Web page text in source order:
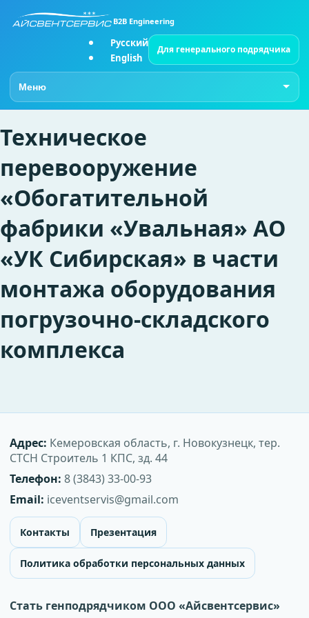
B2B Engineering
Перейти на страницу
Русский
English
Для генерального подрядчика
Техническое
перевооружение
«Обогатительной
фабрики «Увальная» АО
«УК Сибирская» в части
монтажа оборудования
погрузочно-складского
комплекса
Адрес: Кемеровская область, г. Новокузнецк, тер.
СТСН Строитель 1 КПС, зд. 44
Телефон: 8 (3843) 33-00-93
Email: iceventservis@gmail.com
Контакты Презентация
Политика обработки персональных данных
Стать генподрядчиком ООО «Айсвентсервис»